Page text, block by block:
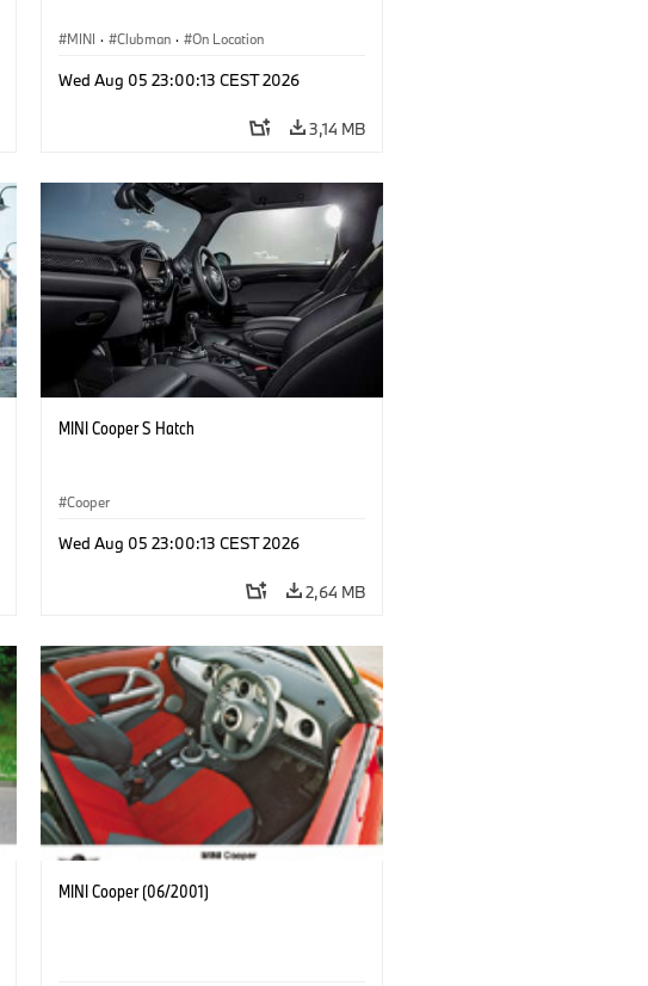
MINI · Clubman · On Location
Wed Aug 05 23:00:13 CEST 2026
3,14 MB
MINI Cooper S Hatch
Cooper
Wed Aug 05 23:00:13 CEST 2026
2,64 MB
MINI Cooper (06/2001)